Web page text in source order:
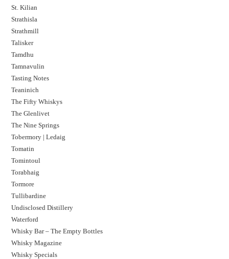
St. Kilian
Strathisla
Strathmill
Talisker
Tamdhu
Tamnavulin
Tasting Notes
Teaninich
The Fifty Whiskys
The Glenlivet
The Nine Springs
Tobermory | Ledaig
Tomatin
Tomintoul
Torabhaig
Tormore
Tullibardine
Undisclosed Distillery
Waterford
Whisky Bar – The Empty Bottles
Whisky Magazine
Whisky Specials